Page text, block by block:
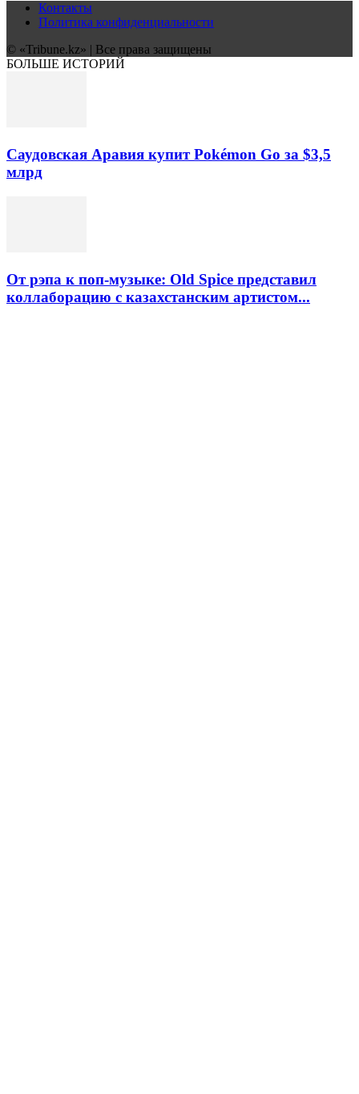
Контакты
Политика конфиденциальности
© «Tribune.kz» | Все права защищены
БОЛЬШЕ ИСТОРИЙ
Саудовская Аравия купит Pokémon Go за $3,5
млрд
От рэпа к поп-музыке: Old Spice представил
коллаборацию с казахстанским артистом...